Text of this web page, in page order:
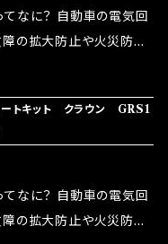
レスポンスの向上 ・アイ
UP） ・ターボ車のターボ
タウンユースだけでなく、
での実証実験の上、 製
。
が露出している為、空気
金属プレートが接触する
になります。 ◇マジカル
ルヒューズは放電防止効
より、このような効果を
レスポンスの向上 ・アイ
UP） ・ターボ車のターボ
なに？ 自動車の電気回
の拡大防止や火災防止
力供給を行っています。
い去れない欠点があり
が露出している為、空気
金属プレートが接触する
トキット クラウン GRS1
なに？ 自動車の電気回
の拡大防止や火災防止